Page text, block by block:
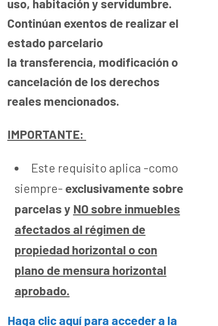
uso, habitación y servidumbre.
Continúan exentos de realizar el
estado parcelario
la transferencia, modificación o
cancelación de los derechos
reales mencionados.
IMPORTANTE:
Este requisito aplica -como
siempre- exclusivamente sobre
parcelas y NO sobre inmuebles
afectados al régimen de
propiedad horizontal o con
plano de mensura horizontal
aprobado.
Haga clic aquí para acceder a la